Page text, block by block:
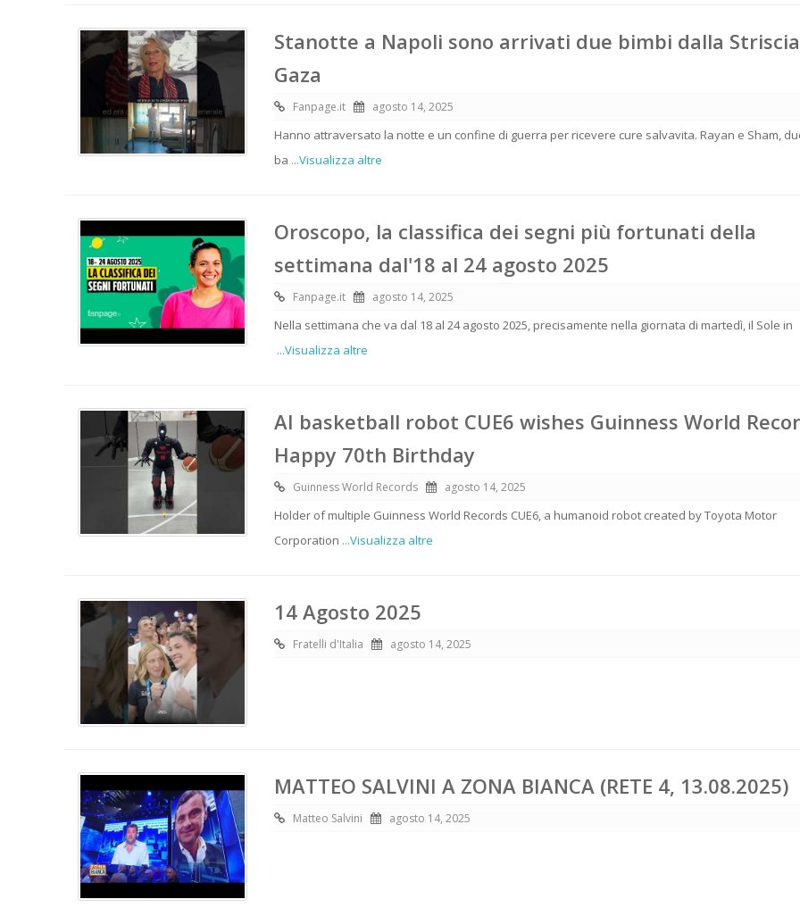
Stanotte a Napoli sono arrivati due bimbi dalla
Gaza
Fanpage.it agosto 14, 2025
Hanno attraversato la notte e un confine di guerra per ricevere cure salvavita. Rayan e Sham,
ba ...Visualizza altre
Oroscopo, la classifica dei segni più fortunati della
settimana dal'18 al 24 agosto 2025
Fanpage.it agosto 14, 2025
Nella settimana che va dal 18 al 24 agosto 2025, precisamente nella giornata di martedì, il Sole in
...Visualizza altre
AI basketball robot CUE6 wishes Guinness World
Happy 70th Birthday
Guinness World Records agosto 14, 2025
Holder of multiple Guinness World Records CUE6, a humanoid robot created by Toyota Motor
Corporation ...Visualizza altre
14 Agosto 2025
Fratelli d'Italia agosto 14, 2025
MATTEO SALVINI A ZONA BIANCA (RETE 4, 13.08.2025)
Matteo Salvini agosto 14, 2025